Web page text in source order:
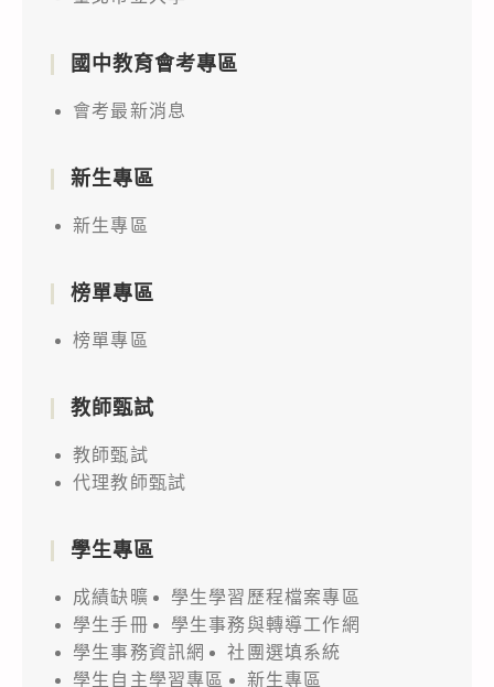
國中教育會考專區
會考最新消息
新生專區
新生專區
榜單專區
榜單專區
教師甄試
教師甄試
代理教師甄試
學生專區
成績缺曠
學生學習歷程檔案專區
學生手冊
學生事務與轉導工作網
學生事務資訊網
社團選填系統
學生自主學習專區
新生專區